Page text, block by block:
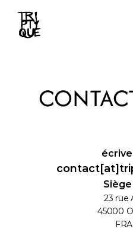
FILMS
AUTEUR·ICE·S
23 rue
45000